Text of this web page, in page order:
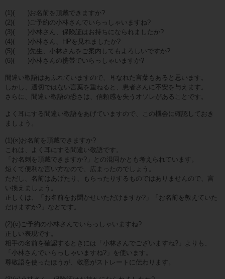
(1)( )お名前を頂戴できますか?
(2)( )ご予約の小林さんでいらっしゃいますね?
(3)( )小林さん、保険証はお持ちになられましたか?
(4)( )小林さん、HPを見れましたか?
(5)( )先生、小林さんをご案内してもよろしいですか?
(6)( )小林さんの携帯でいらっしゃいますか?
間違い敬語はあふれていますので、耳なれた言葉もあると思います。
しかし、適切ではない言葉を重ねると、患者さんに不安を与えます。
さらに、間違い敬語の恐さは、信頼感を失うオソレがあることです。
よく耳にする間違い敬語をあげていますので、この機会に確認しておき
ましょう。
(1)(×)お名前を頂戴できますか?
これは、よく耳にする間違い敬語です。
「お名刺を頂戴できますか?」との混同かとも考えられています。
短くて便利な言い方なので、広まったのでしょう。
ただし、名前はあげたり、もらったりするものではありませんので、言
い換えましょう。
正しくは、「お名前をお聞かせいただけますか?」「お名前を教えていた
だけますか?」などです。
(2)(○)ご予約の小林さんでいらっしゃいますね?
正しい表現です。
相手の名前を確認するときには「小林さんでございますね?」よりも、
「小林さんでいらっしゃいますね?」を使います。
尊敬語を使ったほうが、敬意がストレートに伝わります。